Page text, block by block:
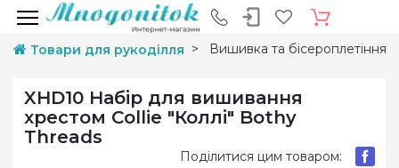
Товари для рукоділля Вишивка та бісероплетіння
XHD10 Набір для вишивання
хрестом Collie "Коллі" Bothy
Threads
Поділитися цим товаром: